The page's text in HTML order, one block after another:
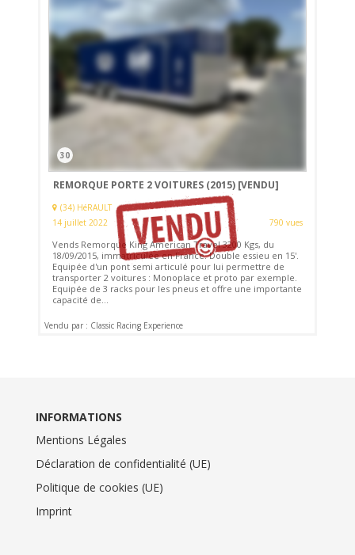
30
REMORQUE PORTE 2 VOITURES (2015) [VENDU]
(34) HéRAULT
14 juillet 2022
790 vues
Vends Remorque King American Travel 3200 Kgs, du
18/09/2015, immatriculée en France. Double essieu en 15'.
Equipée d'un pont semi articulé pour lui permettre de
transporter 2 voitures : Monoplace et proto par exemple.
Equipée de 3 racks pour les pneus et offre une importante
capacité de...
Vendu par : Classic Racing Experience
INFORMATIONS
Mentions Légales
Déclaration de confidentialité (UE)
Politique de cookies (UE)
Imprint